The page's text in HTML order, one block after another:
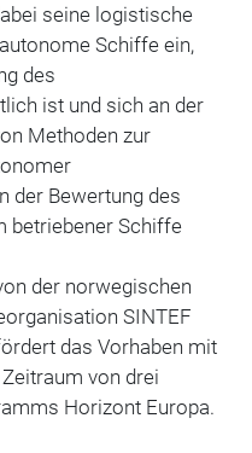
seine logistische
Schiffe ein,
des
ist und sich an der
Methoden zur
der Bewertung des
betriebener Schiffe
der norwegischen
SINTEF
das Vorhaben mit
von drei
Horizont Europa.